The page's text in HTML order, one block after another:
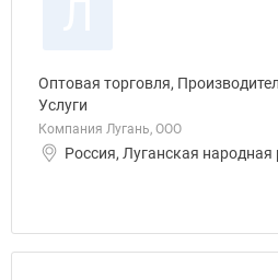
Оптовая торговля,
Услуги
Компания Лугань, ООО
Россия, Луганская народная